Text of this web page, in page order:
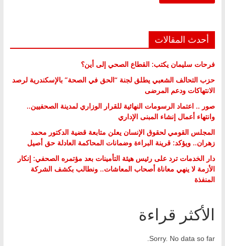
أحدث المقالات
فرحات سليمان يكتب: القطاع الصحي إلى أين؟
حزب التحالف الشعبي يطلق لجنة “الحق في الصحة” بالإسكندرية لرصد
الانتهاكات ودعم المرضى
صور .. اعتماد الرسومات النهائية للقرار الوزاري لمدينة الصحفيين..
وانتهاء أعمال إنشاء المبنى الإداري
المجلس القومي لحقوق الإنسان يعلن متابعة قضية الدكتور محمد
زهران.. ويؤكد: قرينة البراءة وضمانات المحاكمة العادلة حق أصيل
دار الخدمات ترد على رئيس هيئة التأمينات بعد مؤتمره الصحفي: إنكار
الأزمة لا ينهي معاناة أصحاب المعاشات.. ونطالب بكشف الشركة
المنفذة
الأكثر قراءة
Sorry. No data so far.